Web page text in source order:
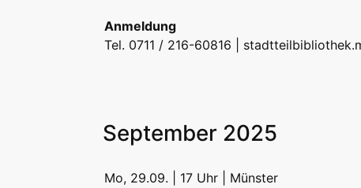
Anmeldung
Tel. 0711 / 216-60816 |
September 2025
Mo, 29.09. | 17 Uhr | Münster